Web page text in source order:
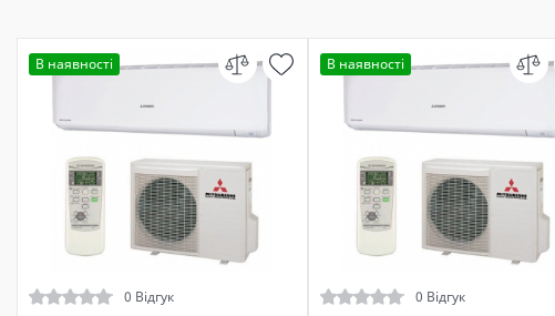
В наявності
0 Відгук
В наявності
0 Відгук